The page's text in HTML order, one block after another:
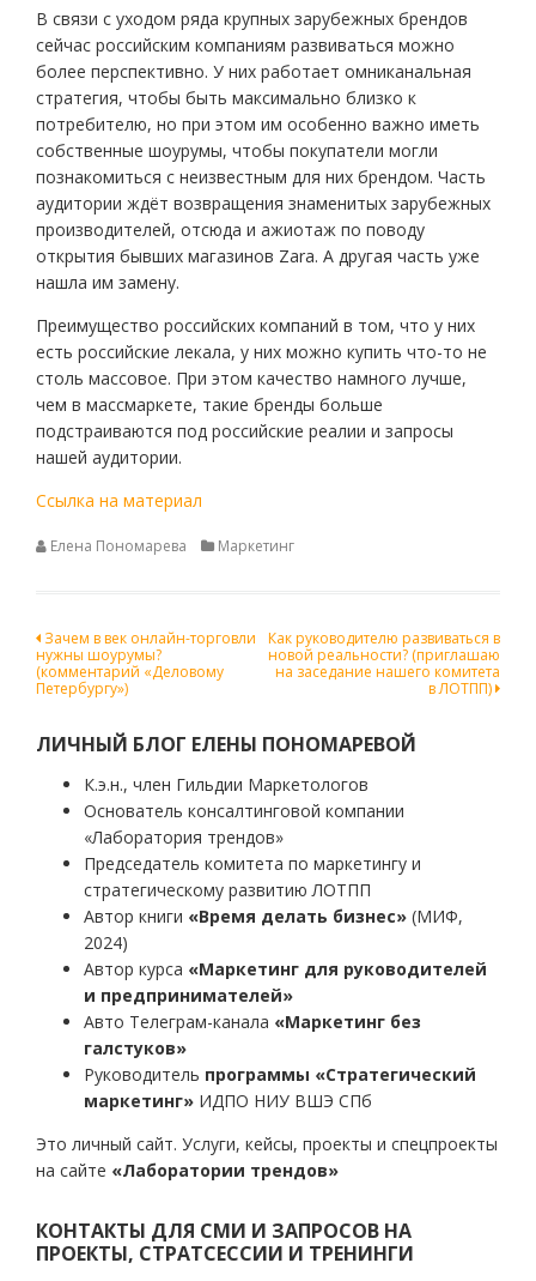
В связи с уходом ряда крупных зарубежных брендов
сейчас российским компаниям развиваться можно
более перспективно. У них работает омниканальная
стратегия, чтобы быть максимально близко к
потребителю, но при этом им особенно важно иметь
собственные шоурумы, чтобы покупатели могли
познакомиться с неизвестным для них брендом. Часть
аудитории ждёт возвращения знаменитых зарубежных
производителей, отсюда и ажиотаж по поводу
открытия бывших магазинов Zara. А другая часть уже
нашла им замену.
Преимущество российских компаний в том, что у них
есть российские лекала, у них можно купить что-то не
столь массовое. При этом качество намного лучше,
чем в массмаркете, такие бренды больше
подстраиваются под российские реалии и запросы
нашей аудитории.
Ссылка на материал
Елена Пономарева Маркетинг
Навигация
по
Зачем в век онлайн-торговли
нужны шоурумы?
(комментарий «Деловому
Петербургу»)
Как руководителю развиваться в
новой реальности? (приглашаю
на заседание нашего комитета
в ЛОТПП)
ЛИЧНЫЙ БЛОГ ЕЛЕНЫ ПОНОМАРЕВОЙ
К.э.н., член Гильдии Маркетологов
Основатель консалтинговой компании
«Лаборатория трендов»
Председатель комитета по маркетингу и
стратегическому развитию ЛОТПП
Автор книги «Время делать бизнес» (МИФ,
2024)
Автор курса «Маркетинг для руководителей
и предпринимателей»
Авто Телеграм-канала «Маркетинг без
галстуков»
Руководитель программы «Стратегический
маркетинг» ИДПО НИУ ВШЭ СПб
Это личный сайт. Услуги, кейсы, проекты и спецпроекты
на сайте «Лаборатории трендов»
КОНТАКТЫ ДЛЯ СМИ И ЗАПРОСОВ НА
ПРОЕКТЫ, СТРАТСЕССИИ И ТРЕНИНГИ